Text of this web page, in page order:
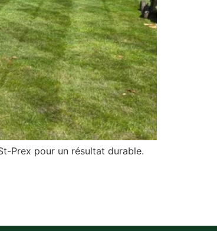
Prex pour un résultat durable.